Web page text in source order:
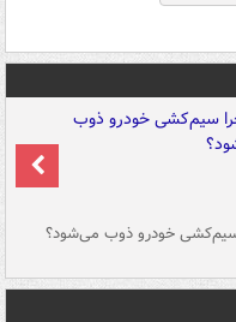
خودرو ذوب می‌شود؟